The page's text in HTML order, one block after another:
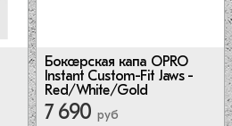
Боксерская капа OPRO
Instant Custom-Fit Jaws -
Red/White/Gold
7 690 руб